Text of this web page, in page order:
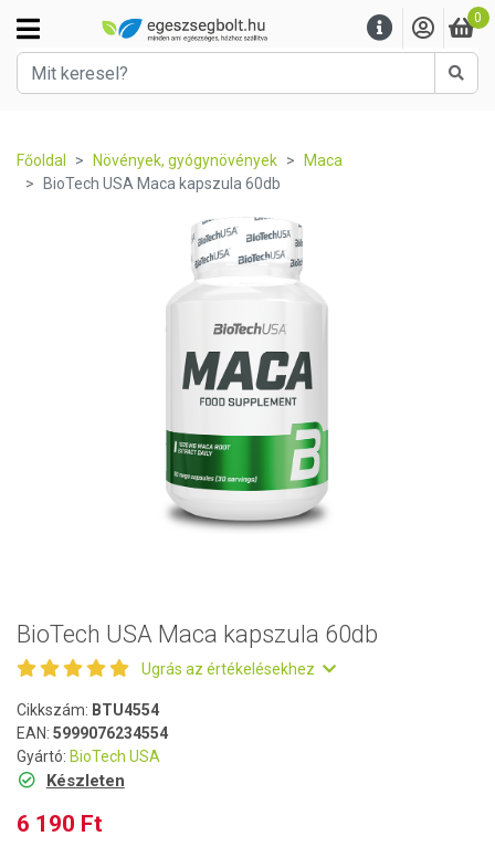
0
Főoldal Növények, gyógynövények
Maca
BioTech USA Maca kapszula 60db
BioTech USA Maca kapszula 60db
Ugrás az értékelésekhez
Cikkszám: BTU4554
EAN: 5999076234554
Gyártó: BioTech USA
Készleten
6 190 Ft